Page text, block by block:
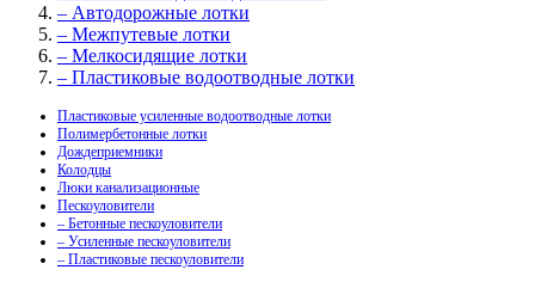
– Автодорожные лотки
– Межпутевые лотки
– Мелкосидящие лотки
– Пластиковые водоотводные лотки
Пластиковые усиленные водоотводные лотки
Полимербетонные лотки
Дождеприемники
Колодцы
Люки канализационные
Пескоуловители
– Бетонные пескоуловители
– Усиленные пескоуловители
– Пластиковые пескоуловители